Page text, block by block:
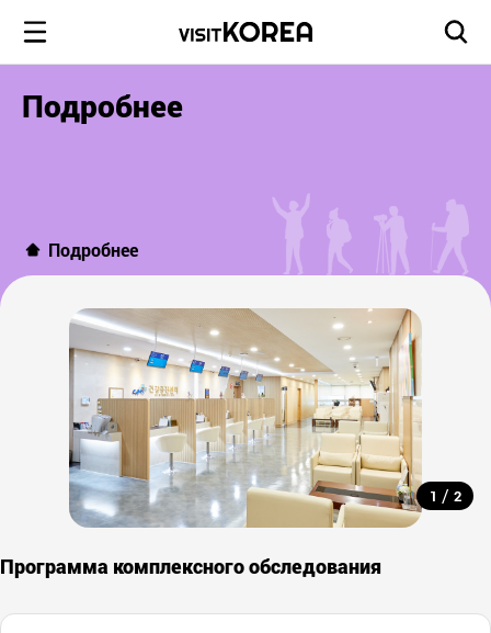
Подробнее
Подробнее
1 / 2
Программа комплексного обследования